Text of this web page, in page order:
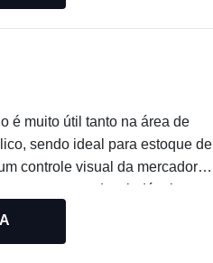
é muito útil tanto na área de
sendo ideal para estoque de
controle visual da mercadoria.
supermercados, indústrias e
construído em estrutura tubular